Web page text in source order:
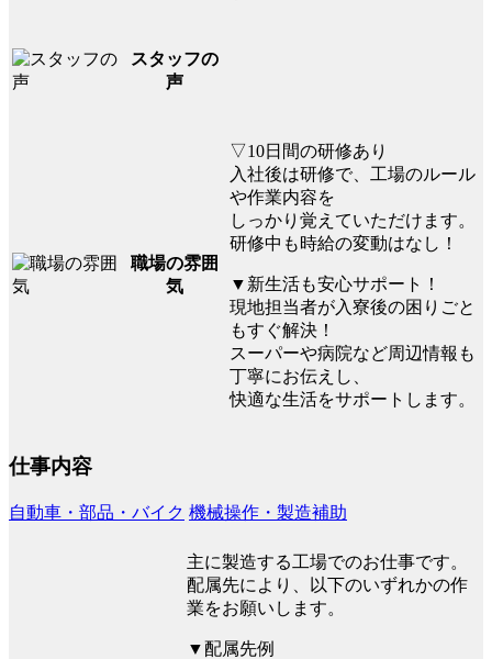
スタッフの
声
職場の雰囲
気
▽10日間の研修あり
入社後は研修で、工場のルール
や作業内容を
しっかり覚えていただけます。
研修中も時給の変動はなし！
▼新生活も安心サポート！
現地担当者が入寮後の困りごと
もすぐ解決！
スーパーや病院など周辺情報も
丁寧にお伝えし、
快適な生活をサポートします。
仕事内容
自動車・部品・バイク 機械操作・製造補助
主に製造する工場でのお仕事です。
配属先により、以下のいずれかの作
業をお願いします。
▼配属先例